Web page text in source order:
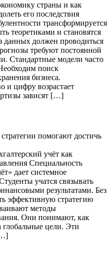
страны и как
его последствия
трансформируется
теоретиками и становятся
должен проводиться
требуют постоянной
Стандартные модели часто
поиск
бизнеса.
и цифру возрастает
зависят […]
помогают достичь
учёт как
Специальность
дает системное
учатся связывать
результатами. Без
эффективную стратегию
методы
Они понимают, как
глобальные цели. Эти